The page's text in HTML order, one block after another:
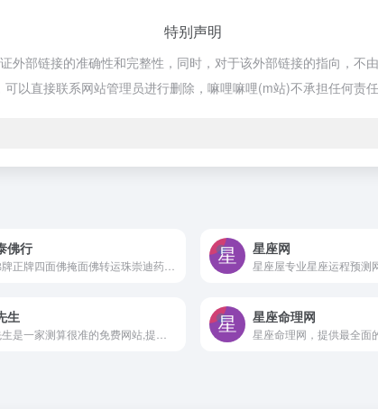
特别声明
外部链接的准确性和完整性，同时，对于该外部链接的指向，
以直接联系网站管理员进行删除，嘛哩嘛哩(m站)不承担任何责任
佛行 星座网
生 星座命理网